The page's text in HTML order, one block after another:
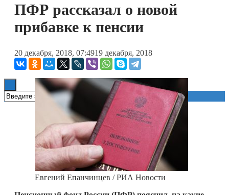
Книги
ПФР рассказал о новой
прибавке к пенсии
20 декабря, 2018, 07:4919 декабря, 2018
Евгений Епанчинцев / РИА Новости